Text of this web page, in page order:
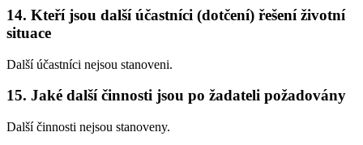
14. Kteří jsou další účastníci (dotčení) řešení životní
situace
Další účastníci nejsou stanoveni.
15. Jaké další činnosti jsou po žadateli požadovány
Další činnosti nejsou stanoveny.